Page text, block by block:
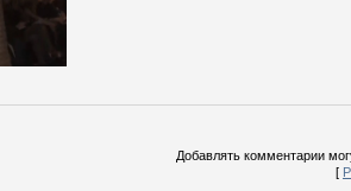
Добавлять комментарии
[